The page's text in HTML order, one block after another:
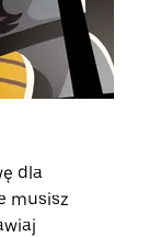
dla
musisz